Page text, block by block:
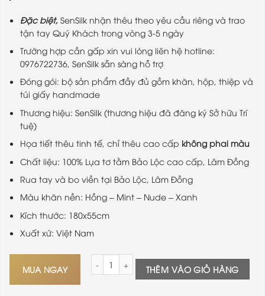
Đặc biệt, SenSilk nhận thêu theo yêu cầu riêng và trao
tận tay Quý Khách trong vòng 3-5 ngày
Trường hợp cần gấp xin vui lòng liên hệ hotline:
0976722736, SenSilk sẵn sàng hỗ trợ
Đóng gói: bộ sản phẩm đầy đủ gồm khăn, hộp, thiệp và
túi giấy handmade
Thương hiệu: SenSilk (thương hiệu đã đăng ký Sở hữu Trí
tuệ)
Họa tiết thêu tinh tế, chỉ thêu cao cấp không phai màu
Chất liệu: 100% Lụa tơ tằm Bảo Lộc cao cấp, Lâm Đồng
Rua tay và bo viền tại Bảo Lộc, Lâm Đồng
Màu khăn nền: Hồng – Mint – Nude – Xanh
Kích thước: 180x55cm
Xuất xứ: Việt Nam
MUA NGAY
Khăn Lụa Tơ Tằm Thêu Thủ Công Sen Việt -
THÊM VÀO GIỎ HÀNG